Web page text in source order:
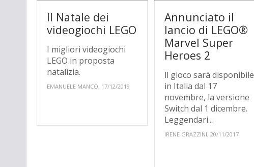
Il Natale dei
videogiochi LEGO
I migliori videogiochi
LEGO in proposta
natalizia.
EMANUELE MANCO, 17/12/2019
Annunciato il
lancio di LEGO®
Marvel Super
Heroes 2
ll gioco sarà disponibile
in Italia dal 17
novembre, la versione
Switch dal 1 dicembre.
Leggendari...
IRENE GRAZZINI, 20/11/2017